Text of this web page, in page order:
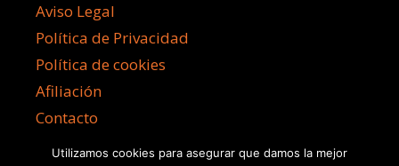
Aviso Legal
Política de Privacidad
Política de cookies
Afiliación
Contacto
Utilizamos cookies para asegurar que damos la mejor